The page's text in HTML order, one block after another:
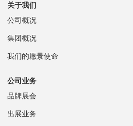
关于我们
公司概况
集团概况
我们的愿景使命
公司业务
品牌展会
出展业务